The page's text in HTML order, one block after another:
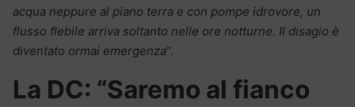
acqua neppure al piano terra e con pompe idrovore, un
flusso flebile arriva soltanto nelle ore notturne. Il disagio è
diventato ormai emergenza“.
La DC: “Saremo al fianco